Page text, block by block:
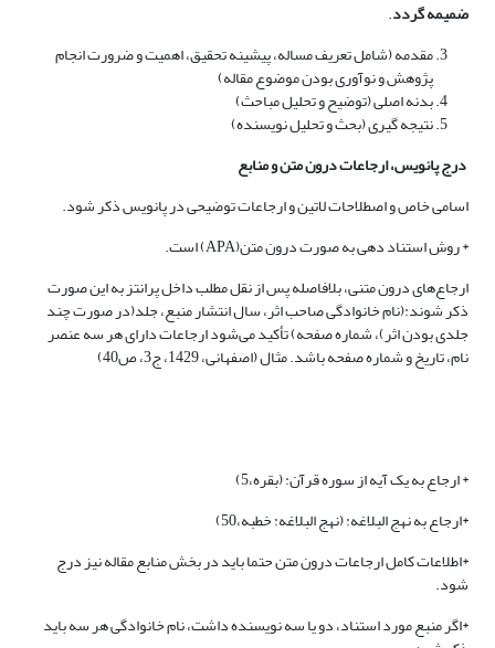
ضمیمه گردد.
مقدمه (شامل تعریف مساله، پیشینه تحقیق، اهمیت و ضرورت انجام
پژوهش و نوآوری بودن موضوع مقاله)
بدنه اصلی (توضیح و تحلیل مباحث)
نتیجه گیری (بحث و تحلیل نویسنده)
درج پانویس، ارجاعات درون متن و منابع
اسامی خاص و اصطلاحات لاتین و ارجاعات توضیحی در پانویس ذکر شود.
* روش استناد دهی به صورت درون متن(APA) است.
ارجاع‌های درون متنی، بلافاصله پس از نقل مطلب داخل پرانتز به این صورت
ذکر شوند:(نام خانوادگی صاحب اثر، سال انتشار منبع، جلد(در صورت چند
جلدی بودن اثر)، شماره صفحه) تأکید می‌شود ارجاعات دارای هر سه عنصر
نام، تاریخ و شماره صفحه باشد. مثال (اصفهانی، 1429، ج3، ص40)
* ارجاع به یک آیه از سوره قرآن: (بقره،5)
*ارجاع به نهج البلاغه: (نهج البلاغه: خطبه،50)
*اطلاعات کامل ارجاعات درون متن حتما باید در بخش منابع مقاله نیز درج
شود.
*اگر منبع مورد استناد، دو یا سه نویسنده داشت، نام خانوادگی هر سه باید